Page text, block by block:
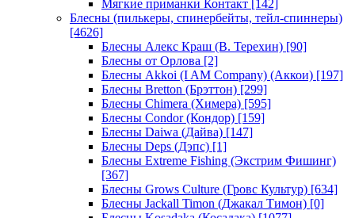
Мягкие приманки Контакт [142]
Блесны (пилькеры, спинербейты, тейл-спиннеры)
[4626]
Блесны Алекс Краш (В. Терехин) [90]
Блесны от Орлова [2]
Блесны Akkoi (I AM Company) (Аккои) [197]
Блесны Bretton (Брэттон) [299]
Блесны Chimera (Химера) [595]
Блесны Condor (Кондор) [159]
Блесны Daiwa (Дайва) [147]
Блесны Deps (Дэпс) [1]
Блесны Extreme Fishing (Экстрим Фишинг)
[367]
Блесны Grows Culture (Гровс Культур) [634]
Блесны Jackall Timon (Джакал Тимон) [0]